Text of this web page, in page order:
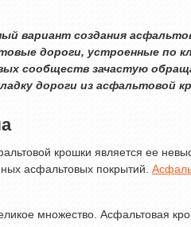
вариант создания
дороги, устроенные по
сообществ зачастую
дороги из асфальтовой
крошки является ее
асфальтовых покрытий.
множество. Асфальтовая